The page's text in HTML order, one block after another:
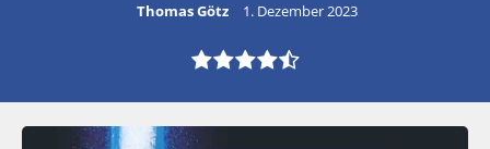
Thomas Götz 1. Dezember 2023